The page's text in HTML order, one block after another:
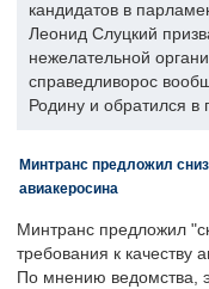
кандидатов в
Леонид Слуцкий
нежелательной
справедливорос
Родину и обратился в
Минтранс предложил
авиакеросина
Минтранс предложил
требования к качеству
По мнению ведомства,